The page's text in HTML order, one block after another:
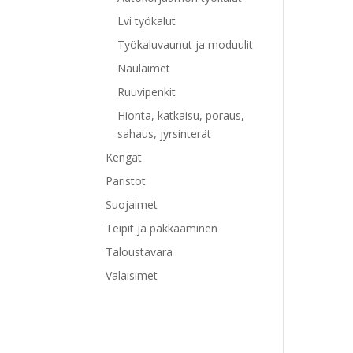
Lvi työkalut
Työkaluvaunut ja moduulit
Naulaimet
Ruuvipenkit
Hionta, katkaisu, poraus,
sahaus, jyrsinterät
Kengät
Paristot
Suojaimet
Teipit ja pakkaaminen
Taloustavara
Valaisimet